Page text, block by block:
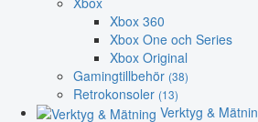
Xbox 360
Xbox One och Series
Xbox Original
Gamingtillbehör (38)
Retrokonsoler (13)
Verktyg &